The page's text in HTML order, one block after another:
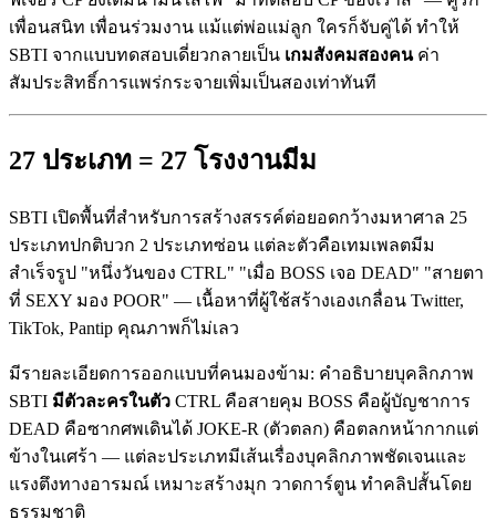
เพื่อนสนิท เพื่อนร่วมงาน แม้แต่พ่อแม่ลูก ใครก็จับคู่ได้ ทำให้
SBTI จากแบบทดสอบเดี่ยวกลายเป็น เกมสังคมสองคนค่า
สัมประสิทธิ์การแพร่กระจายเพิ่มเป็นสองเท่าทันที
27 ประเภท = 27 โรงงานมีม
SBTI เปิดพื้นที่สำหรับการสร้างสรรค์ต่อยอดกว้างมหาศาล 25
ประเภทปกติบวก 2 ประเภทซ่อน แต่ละตัวคือเทมเพลตมีม
สำเร็จรูป "หนึ่งวันของ CTRL" "เมื่อ BOSS เจอ DEAD" "สายตา
ที่ SEXY มอง POOR" — เนื้อหาที่ผู้ใช้สร้างเองเกลื่อน Twitter,
TikTok, Pantip คุณภาพก็ไม่เลว
มีรายละเอียดการออกแบบที่คนมองข้าม: คำอธิบายบุคลิกภาพ
SBTI มีตัวละครในตัว CTRL คือสายคุม BOSS คือผู้บัญชาการ
DEAD คือซากศพเดินได้ JOKE-R (ตัวตลก) คือตลกหน้ากากแต่
ข้างในเศร้า — แต่ละประเภทมีเส้นเรื่องบุคลิกภาพชัดเจนและ
แรงตึงทางอารมณ์ เหมาะสร้างมุก วาดการ์ตูน ทำคลิปสั้นโดย
ธรรมชาติ